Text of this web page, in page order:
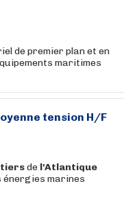
de premier plan et en
maritimes
tension H/F
de l'Atlantique
énergies marines